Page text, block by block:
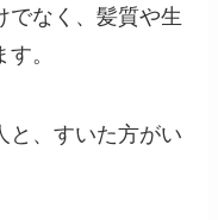
でなく、髪質や生
。
と、すいた方がい